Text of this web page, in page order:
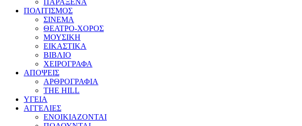
ΠΑΡΑΞΕΝΑ
ΠΟΛΙΤΙΣΜΟΣ
ΣΙΝΕΜΑ
ΘΕΑΤΡΟ-ΧΟΡΟΣ
ΜΟΥΣΙΚΗ
ΕΙΚΑΣΤΙΚΑ
ΒΙΒΛΙΟ
ΧΕΙΡΟΓΡΑΦΑ
ΑΠΟΨΕΙΣ
ΑΡΘΡΟΓΡΑΦΙΑ
THE HILL
ΥΓΕΙΑ
ΑΓΓΕΛΙΕΣ
ΕΝΟΙΚΙΑΖΟΝΤΑΙ